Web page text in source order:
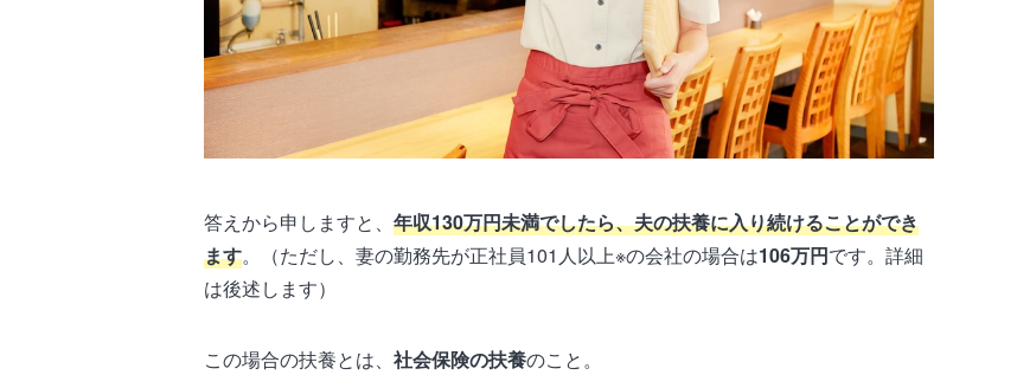
答えから申しますと、 年収130万円未満でしたら、夫の扶養に入り続けることができ
ます。（ただし、妻の勤務先が正社員101人以上※の会社の場合は106万円です。詳細
は後述します）
この場合の扶養とは、 社会保険の扶養のこと。